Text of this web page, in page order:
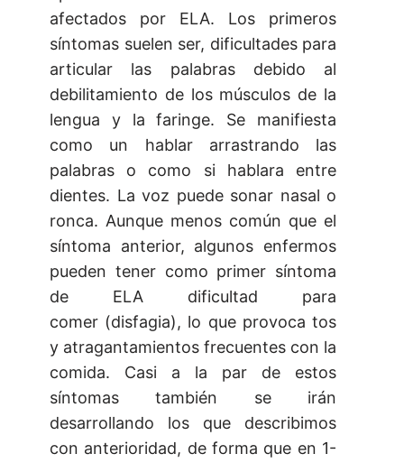
afectados por ELA. Los primeros
síntomas suelen ser, dificultades para
articular las palabras debido al
debilitamiento de los músculos de la
lengua y la faringe. Se manifiesta
como un hablar arrastrando las
palabras o como si hablara entre
dientes. La voz puede sonar nasal o
ronca. Aunque menos común que el
síntoma anterior, algunos enfermos
pueden tener como primer síntoma
de ELA dificultad para
comer (disfagia), lo que provoca tos
y atragantamientos frecuentes con la
comida. Casi a la par de estos
síntomas también se irán
desarrollando los que describimos
con anterioridad, de forma que en 1-